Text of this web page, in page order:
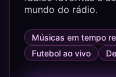
mundo do rádio.
Músicas em tempo
Futebol ao vivo